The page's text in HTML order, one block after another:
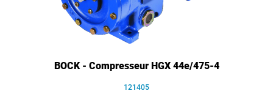
BOCK - Compresseur HGX 44e/475-4
121405